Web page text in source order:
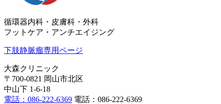
循環器内科・皮膚科・外科
フットケア・アンチエイジング
下肢静脈瘤専用ページ
大森クリニック
〒700-0821 岡山市北区
中山下 1-6-18
電話：086-222-6369 電話：086-222-6369